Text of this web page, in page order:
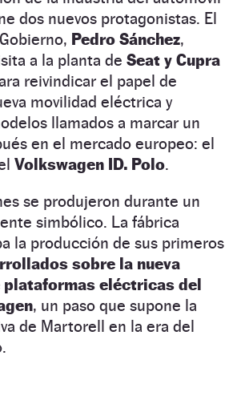
dos nuevos protagonistas. El
Pedro Sánchez,
a la planta de Seat y Cupra
reivindicar el papel de
movilidad eléctrica y
llamados a marcar un
en el mercado europeo: el
Volkswagen ID. Polo.
se produjeron durante un
simbólico. La fábrica
la producción de sus primeros
sobre la nueva
plataformas eléctricas del
, un paso que supone la
de Martorell en la era del